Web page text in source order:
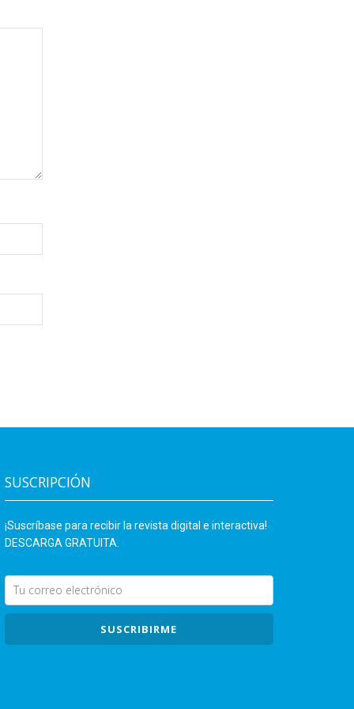
SUSCRIPCIÓN
¡Suscríbase para recibir la revista digital e interactiva!
DESCARGA GRATUITA.
SUSCRIBIRME